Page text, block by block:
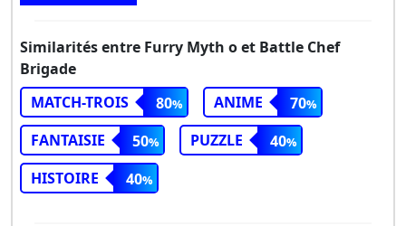
Similarités entre Furry Myth o et Battle Chef
Brigade
MATCH-TROIS
80 ANIME
70
FANTAISIE
50 PUZZLE
40
HISTOIRE
40